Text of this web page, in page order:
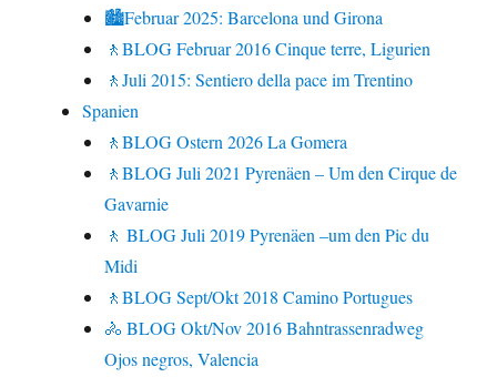
🏙Februar 2025: Barcelona und Girona
🚶BLOG Februar 2016 Cinque terre, Ligurien
🚶Juli 2015: Sentiero della pace im Trentino
Spanien
🚶BLOG Ostern 2026 La Gomera
🚶BLOG Juli 2021 Pyrenäen – Um den Cirque de
Gavarnie
🚶 BLOG Juli 2019 Pyrenäen –um den Pic du
Midi
🚶BLOG Sept/Okt 2018 Camino Portugues
🚴 BLOG Okt/Nov 2016 Bahntrassenradweg
Ojos negros, Valencia